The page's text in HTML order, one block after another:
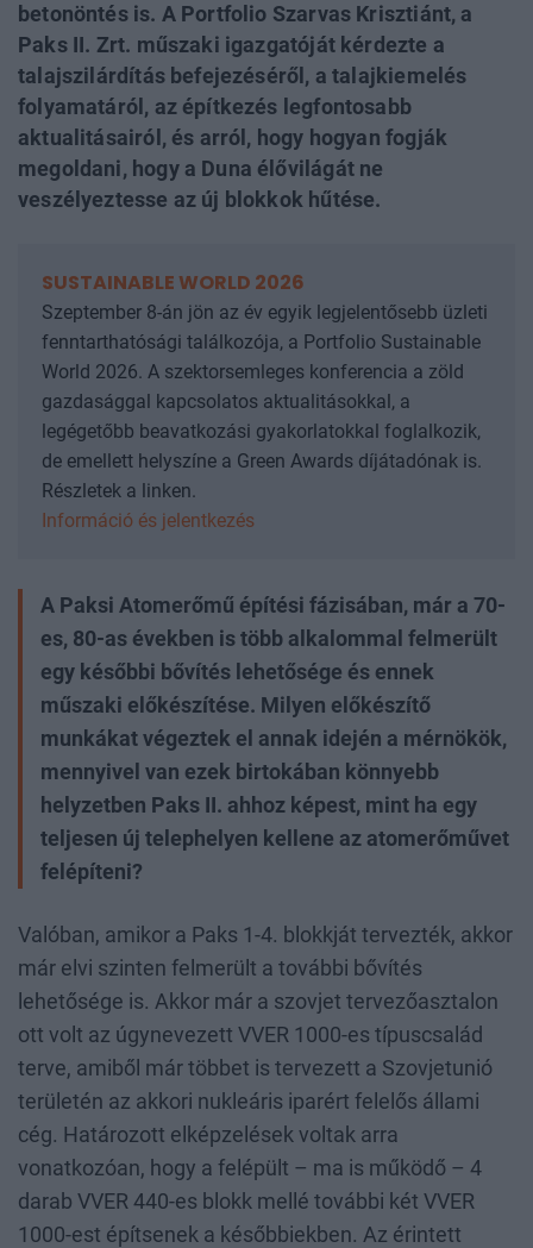
betonöntés is. A Portfolio Szarvas Krisztiánt, a
Paks II. Zrt. műszaki igazgatóját kérdezte a
talajszilárdítás befejezéséről, a talajkiemelés
folyamatáról, az építkezés legfontosabb
aktualitásairól, és arról, hogy hogyan fogják
megoldani, hogy a Duna élővilágát ne
veszélyeztesse az új blokkok hűtése.
SUSTAINABLE WORLD 2026
Szeptember 8-án jön az év egyik legjelentősebb üzleti
fenntarthatósági találkozója, a Portfolio Sustainable
World 2026. A szektorsemleges konferencia a zöld
gazdasággal kapcsolatos aktualitásokkal, a
legégetőbb beavatkozási gyakorlatokkal foglalkozik,
de emellett helyszíne a Green Awards díjátadónak is.
Részletek a linken.
Információ és jelentkezés
A Paksi Atomerőmű építési fázisában, már a 70-
es, 80-as években is több alkalommal felmerült
egy későbbi bővítés lehetősége és ennek
műszaki előkészítése. Milyen előkészítő
munkákat végeztek el annak idején a mérnökök,
mennyivel van ezek birtokában könnyebb
helyzetben Paks II. ahhoz képest, mint ha egy
teljesen új telephelyen kellene az atomerőművet
felépíteni?
Valóban, amikor a Paks 1-4. blokkját tervezték, akkor
már elvi szinten felmerült a további bővítés
lehetősége is. Akkor már a szovjet tervezőasztalon
ott volt az úgynevezett VVER 1000-es típuscsalád
terve, amiből már többet is tervezett a Szovjetunió
területén az akkori nukleáris iparért felelős állami
cég. Határozott elképzelések voltak arra
vonatkozóan, hogy a felépült – ma is működő – 4
darab VVER 440-es blokk mellé további két VVER
1000-est építsenek a későbbiekben. Az érintett